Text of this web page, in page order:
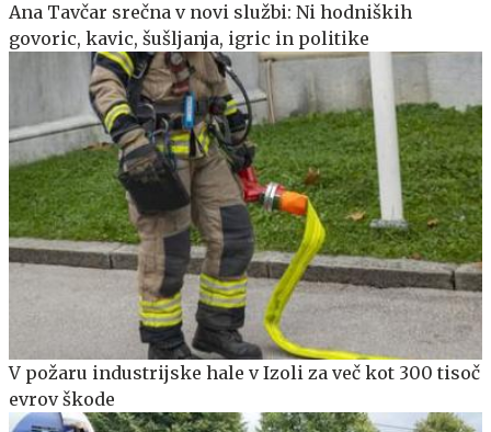
Ana Tavčar srečna v novi službi: Ni hodniških
govoric, kavic, šušljanja, igric in politike
V požaru industrijske hale v Izoli za več kot 300 tisoč
evrov škode